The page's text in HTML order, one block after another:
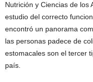
Nutrición y Ciencias de los
estudio del correcto
encontró un panorama
las personas padece de
estomacales son el tercer
país.